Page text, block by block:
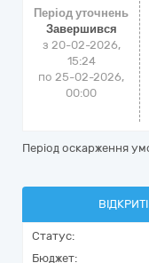
Період уточнень
Завершився
з 20-02-2026,
15:24
по 25-02-2026,
00:00
Період оскарження
Статус:
Бюджет: